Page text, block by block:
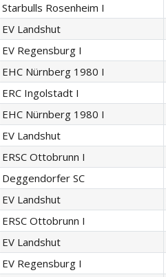
Starbulls Rosenheim I
EV Landshut
EV Regensburg I
EHC Nürnberg 1980 I
ERC Ingolstadt I
EHC Nürnberg 1980 I
EV Landshut
ERSC Ottobrunn I
Deggendorfer SC
EV Landshut
ERSC Ottobrunn I
EV Landshut
EV Regensburg I